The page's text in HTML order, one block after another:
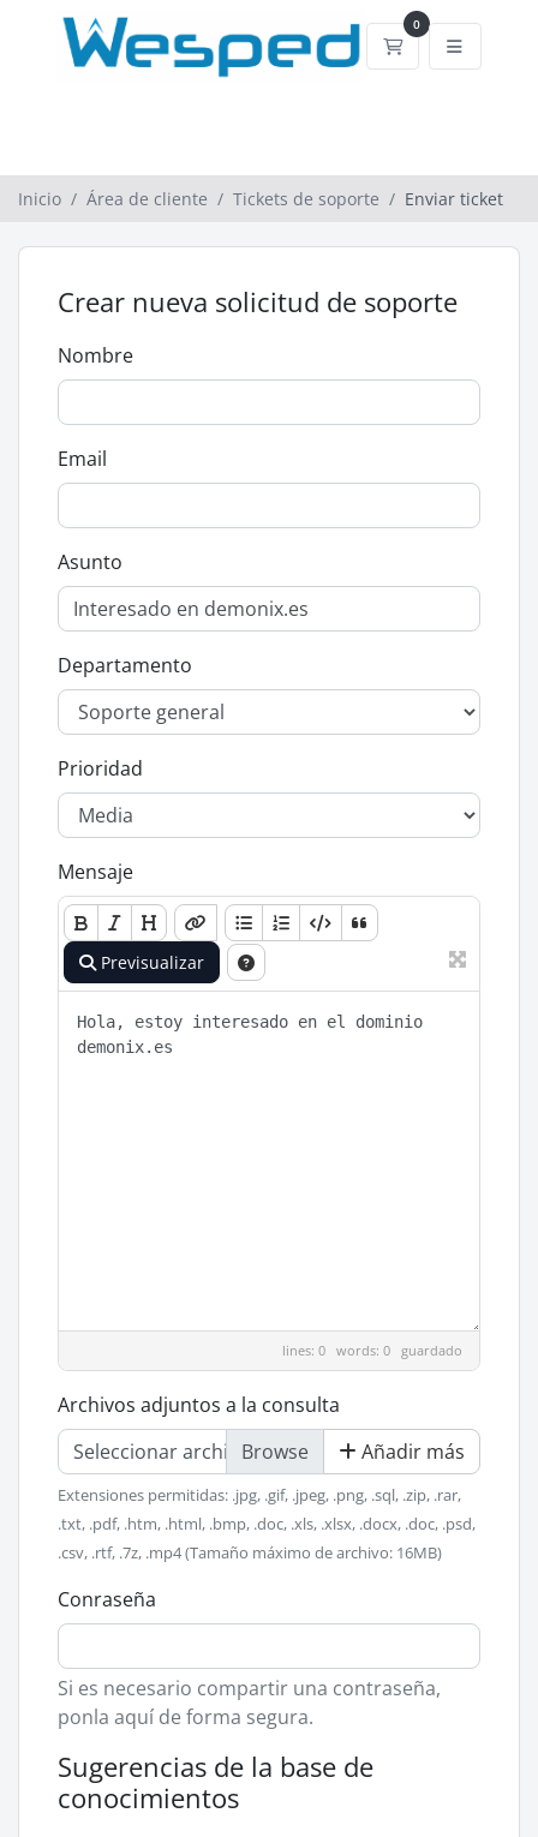
0
Carrito de
Inicio Área de cliente Tickets de soporte Enviar ticket
Crear nueva solicitud de soporte
Nombre
Email
Asunto
Departamento
Prioridad
Mensaje
Previsualizar
lines: 0 words: 0 guardado
Archivos adjuntos a la consulta
Seleccionar archivo
Añadir más
Extensiones permitidas: .jpg, .gif, .jpeg, .png, .sql, .zip, .rar,
.txt, .pdf, .htm, .html, .bmp, .doc, .xls, .xlsx, .docx, .doc, .psd,
.csv, .rtf, .7z, .mp4 (Tamaño máximo de archivo: 16MB)
Conraseña
Si es necesario compartir una contraseña,
ponla aquí de forma segura.
Sugerencias de la base de
conocimientos